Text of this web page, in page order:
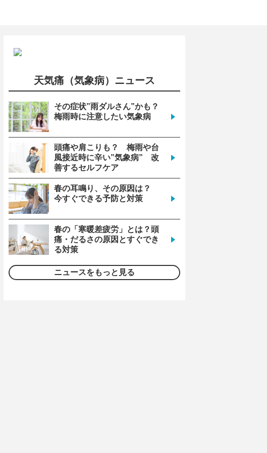
6
安心
999
9
安心
999
12
天気痛（気象病）ニュース
その症状”雨ダルさん”かも？
梅雨時に注意したい気象病
頭痛や肩こりも？ 梅雨や台
風接近時に辛い”気象病” 改
善するセルフケア
春の耳鳴り、その原因は？
今すぐできる予防と対策
春の「寒暖差疲労」とは？頭
痛・だるさの原因とすぐでき
る対策
ニュースをもっと見る